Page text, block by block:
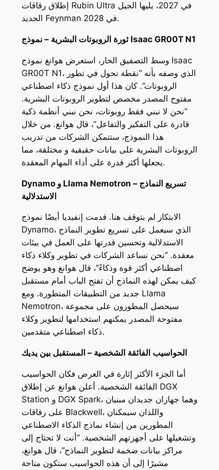
إطلاق رقاقات Rubin Ultra في 2027، يليها الجيل
الجديد Feynman في 2028.
ثورة الروبوتات البشرية – نموذج Isaac GR00T N1
وسط التصفيق الحار، استعرض هوانغ نموذج Isaac
GR00T N1، الذي وصفه بأنه “نقطة تحول في تطور
الروبوتات”. كان هذا أول نموذج ذكاء اصطناعي
مفتوح المصدر مخصص لتطوير الروبوتات البشرية.
“نحن لا نبني فقط روبوتات، نحن نبني أنظمة ذكية
قادرة على التفكير والتفاعل”، قال هوانغ. من خلال
هذا النموذج، ستتمكن الشركات من تدريب
الروبوتات البشرية على بيانات حقيقية و مختلقة، مما
يجعلها أكثر قدرة على أداء المهام المعقدة.
Dynamo و Llama Nemotron – تسريع النماذج
الاستدلالية
الابتكار لم يتوقف هنا. قدمت إنفيديا أيضًا نموذج
Dynamo، الذي سيعمل على تسريع تطوير النماذج
الاستدلالية وتحسين قدرتها على العمل في بيئات
معقدة. “نحن نساعد الشركات في تطوير وكلاء ذكاء
اصطناعي أكثر قوة وذكاءً”، قال هوانغ وهو يوضح
كيف يمكن لهذه النماذج أن تفتح الباب أمام مستقبل
جديد من التطبيقات المتطورة. ومع Llama
Nemotron، سيحصل المطورون على مجموعة
مفتوحة المصدر يمكنهم استخدامها لتطوير وكلاء
ذكاء اصطناعي متقدمين.
الحواسيب الفائقة الشخصية – المستقبل بين يديك
أما الجزء الأكثر إثارة في العرض فكان الحواسيب
الفائقة الشخصية. أعلن هوانغ عن إطلاق DGX
Station و DGX Spark، وهما جهازان جديدان مبنيان
على رقاقات Blackwell، واللذان سيمكنان
المطورين من إنشاء نماذج الذكاء الاصطناعي
وتشغيلها على أجهزتهم الشخصية. “أنت لا تحتاج إلى
مراكز بيانات ضخمة لتطوير النماذج”، قال هوانغ،
مشيرًا إلى أن هذه الحواسيب ستكون متاحة